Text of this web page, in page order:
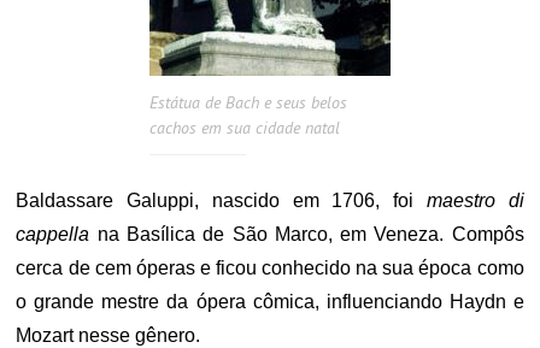
Estátua de Bach e seus belos
cachos em sua cidade natal
Baldassare Galuppi, nascido em 1706, foi maestro di
cappella na Basílica de São Marco, em Veneza. Compôs
cerca de cem óperas e ficou conhecido na sua época como
o grande mestre da ópera cômica, influenciando Haydn e
Mozart nesse gênero.